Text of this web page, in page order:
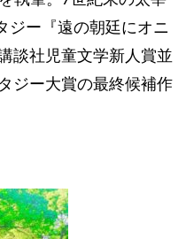
ジー『遠の朝廷にオニ
談社児童文学新人賞並
ジー大賞の最終候補作